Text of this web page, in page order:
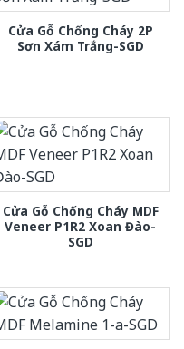
Cửa Gỗ Chống Cháy 2P
Sơn Xám Trắng-SGD
Cửa Gỗ Chống Cháy MDF
Veneer P1R2 Xoan Đào-
SGD